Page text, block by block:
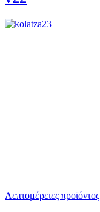
Λεπτομέρειες προϊόντος